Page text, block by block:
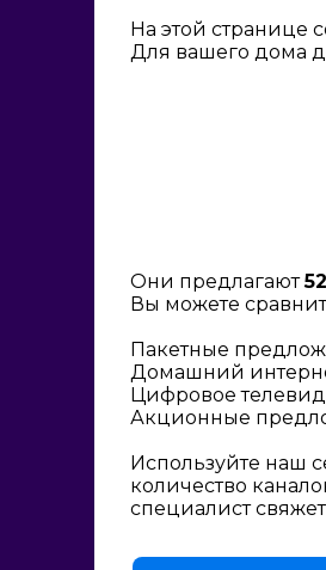
На этой странице
Для вашего дома
Они предлагают52
Вы можете
Пакетные
Домашний
Цифровое
Акционные
Используйте наш
количество
специалист